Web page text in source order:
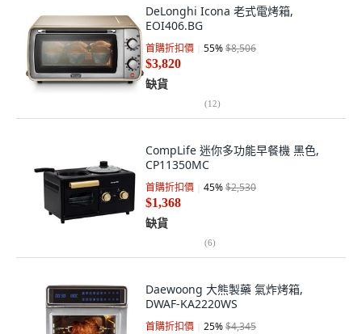
DeLonghi Icona 老式電烤箱,
EOI406.BG
首購折扣價 55%$8,506
$3,820
缺貨
(12)
CompLife 迷你多功能早餐機 黑色,
CP11350MC
首購折扣價 45%$2,530
$1,368
缺貨
(6)
Daewoong 大熊製藥 氣炸烤箱,
DWAF-KA2220WS
首購折扣價 25%$4,345